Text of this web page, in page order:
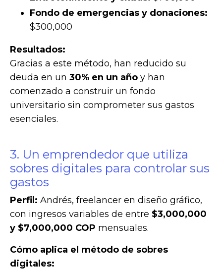
Fondo de emergencias y donaciones:
$300,000
Resultados:
Gracias a este método, han reducido su
deuda en un 30% en un año y han
comenzado a construir un fondo
universitario sin comprometer sus gastos
esenciales.
3. Un emprendedor que utiliza
sobres digitales para controlar sus
gastos
Perfil: Andrés, freelancer en diseño gráfico,
con ingresos variables de entre $3,000,000
y $7,000,000 COP mensuales.
Cómo aplica el método de sobres
digitales: